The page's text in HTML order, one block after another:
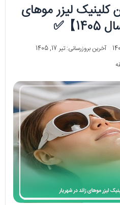
بهترین کلینیک لیزر موهای
✅
آخرین بروزرسانی: تیر 17, 1405